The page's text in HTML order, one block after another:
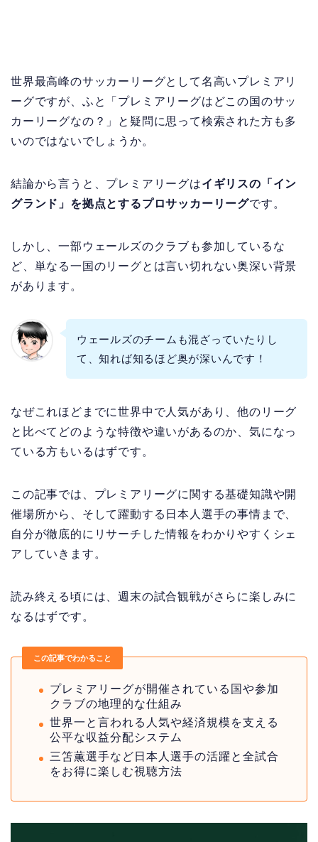
世界最高峰のサッカーリーグとして名高いプレミアリ
ーグですが、ふと「プレミアリーグはどこの国のサッ
カーリーグなの？」と疑問に思って検索された方も多
いのではないでしょうか。
結論から言うと、プレミアリーグはイギリスの「イン
グランド」を拠点とするプロサッカーリーグです。
しかし、一部ウェールズのクラブも参加しているな
ど、単なる一国のリーグとは言い切れない奥深い背景
があります。
ウェールズのチームも混ざっていたりし
て、知れば知るほど奥が深いんです！
なぜこれほどまでに世界中で人気があり、他のリーグ
と比べてどのような特徴や違いがあるのか、気になっ
ている方もいるはずです。
この記事では、プレミアリーグに関する基礎知識や開
催場所から、そして躍動する日本人選手の事情まで、
自分が徹底的にリサーチした情報をわかりやすくシェ
アしていきます。
読み終える頃には、週末の試合観戦がさらに楽しみに
なるはずです。
この記事でわかること
プレミアリーグが開催されている国や参加
クラブの地理的な仕組み
世界一と言われる人気や経済規模を支える
公平な収益分配システム
三笘薫選手など日本人選手の活躍と全試合
をお得に楽しむ視聴方法